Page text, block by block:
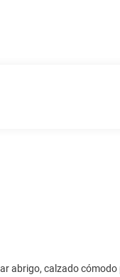
abrigo, calzado